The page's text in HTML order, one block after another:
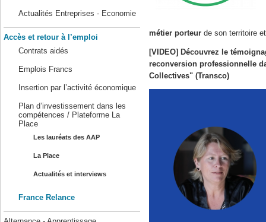
Actualités Entreprises - Economie
Accès et retour à l’emploi
Contrats aidés
Emplois Francs
Insertion par l’activité économique
Plan d’investissement dans les
compétences / Plateforme La
Place
Les lauréats des AAP
La Place
Actualités et interviews
France Relance
métier porteur de son territoire
[VIDEO] Découvrez le
reconversion professionnelle
Collectives" (Transco)